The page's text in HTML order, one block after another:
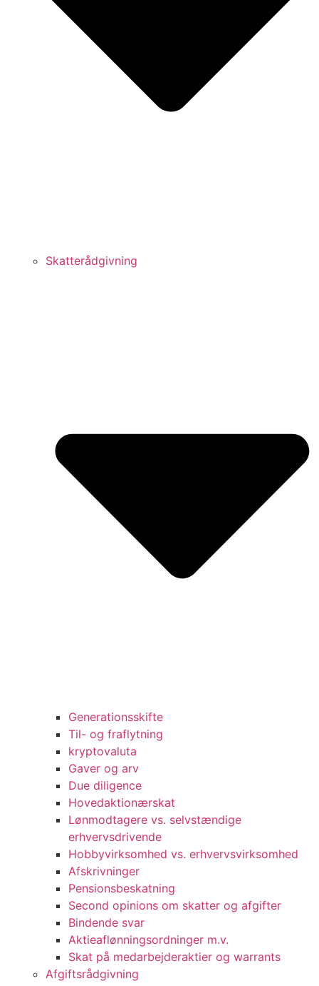
Skatterådgivning
Generationsskifte
Til- og fraflytning
kryptovaluta
Gaver og arv
Due diligence
Hovedaktionærskat
Lønmodtagere vs. selvstændige
erhvervsdrivende
Hobbyvirksomhed vs. erhvervsvirksomhed
Afskrivninger
Pensionsbeskatning
Second opinions om skatter og afgifter
Bindende svar
Aktieaflønningsordninger m.v.
Skat på medarbejderaktier og warrants
Afgiftsrådgivning